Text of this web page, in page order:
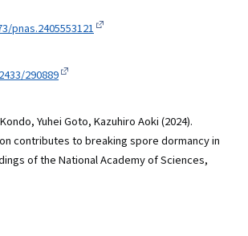
pnas.2405553121
290889
Yuhei Goto, Kazuhiro Aoki (2024).
contributes to breaking spore dormancy in
of the National Academy of Sciences,